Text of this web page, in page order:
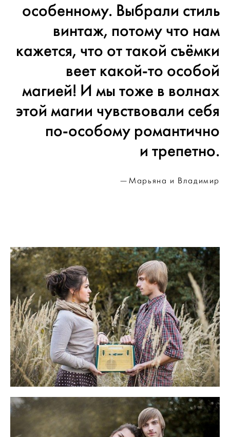
особенному. Выбрали стиль
винтаж, потому что нам
кажется, что от такой съёмки
веет какой-то особой
магией! И мы тоже в волнах
этой магии чувствовали себя
по-особому романтично
и трепетно.
Марьяна и Владимир